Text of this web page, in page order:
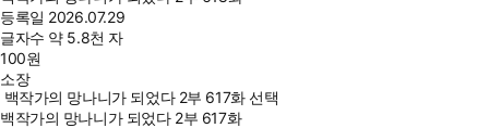
등록일 2026.07.29
글자수 약 5.8천 자
100원
소장
백작가의 망나니가 되었다 2부 617화 선택
백작가의 망나니가 되었다 2부 617화